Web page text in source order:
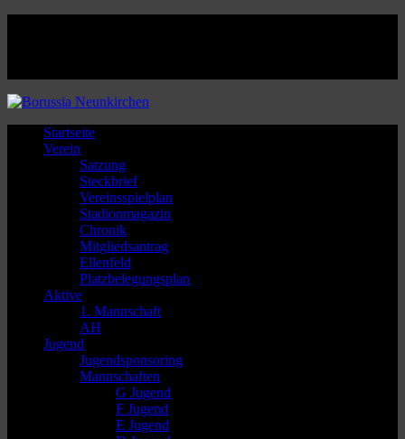
Startseite
Verein
Satzung
Steckbrief
Vereinsspielplan
Stadionmagazin
Chronik
Mitgliedsantrag
Ellenfeld
Platzbelegungsplan
Aktive
1. Mannschaft
AH
Jugend
Jugendsponsoring
Mannschaften
G Jugend
F Jugend
E Jugend